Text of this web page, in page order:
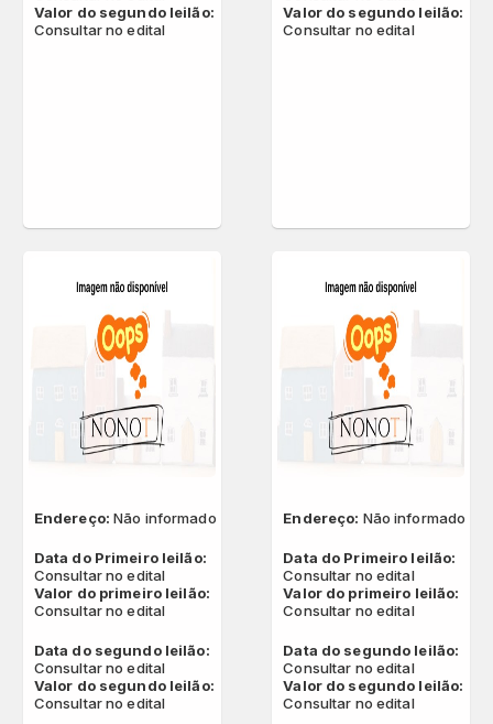
Valor do segundo leilão:
Consultar no edital
Valor do segundo leilão:
Consultar no edital
Endereço:Não informado
Data do Primeiro leilão:
Consultar no edital
Valor do primeiro leilão:
Consultar no edital
Data do segundo leilão:
Consultar no edital
Valor do segundo leilão:
Consultar no edital
Endereço: Não informado
Data do Primeiro leilão:
Consultar no edital
Valor do primeiro leilão:
Consultar no edital
Data do segundo leilão:
Consultar no edital
Valor do segundo leilão:
Consultar no edital